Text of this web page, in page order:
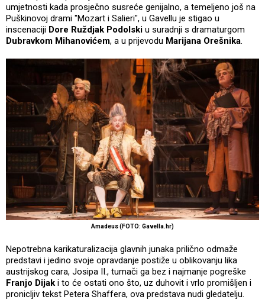
umjetnosti kada prosječno susreće genijalno, a temeljeno još na
Puškinovoj drami "Mozart i Salieri", u Gavellu je stigao u
inscenaciji Dore Ruždjak Podolski u suradnji s dramaturgom
Dubravkom Mihanovićem, a u prijevodu Marijana Orešnika.
Amadeus (FOTO: Gavella.hr)
Nepotrebna karikaturalizacija glavnih junaka prilično odmaže
predstavi i jedino svoje opravdanje postiže u oblikovanju lika
austrijskog cara, Josipa II., tumači ga bez i najmanje pogreške
Franjo Dijak i to će ostati ono što, uz duhovit i vrlo promišljen i
pronicljiv tekst Petera Shaffera, ova predstava nudi gledatelju.